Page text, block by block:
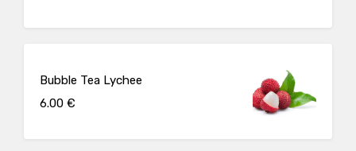
Bubble Tea Lychee
6.00 €